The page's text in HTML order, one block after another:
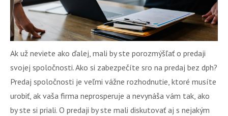
Ak už neviete ako ďalej, mali by ste porozmýšľať o predaji
svojej spoločnosti. Ako si zabezpečíte sro na predaj bez dph?
Predaj spoločnosti je veľmi vážne rozhodnutie, ktoré musíte
urobiť, ak vaša firma neprosperuje a nevynáša vám tak, ako
by ste si priali. O predaji by ste mali diskutovať aj s nejakým